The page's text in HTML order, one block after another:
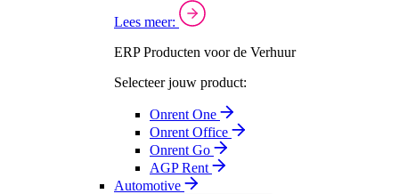
Lees meer:
ERP Producten voor de Verhuur
Selecteer jouw product:
Onrent One
Onrent Office
Onrent Go
AGP Rent
Automotive